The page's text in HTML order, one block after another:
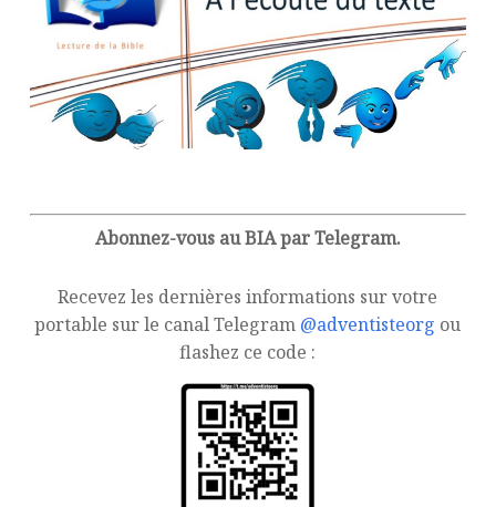
Abonnez-vous au BIA par Telegram.
Recevez les dernières informations sur votre
portable sur le canal Telegram @adventisteorg ou
flashez ce code :